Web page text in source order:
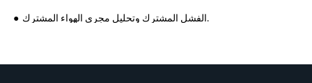
الفشل المشترك وتحليل مجرى الهواء المشترك.